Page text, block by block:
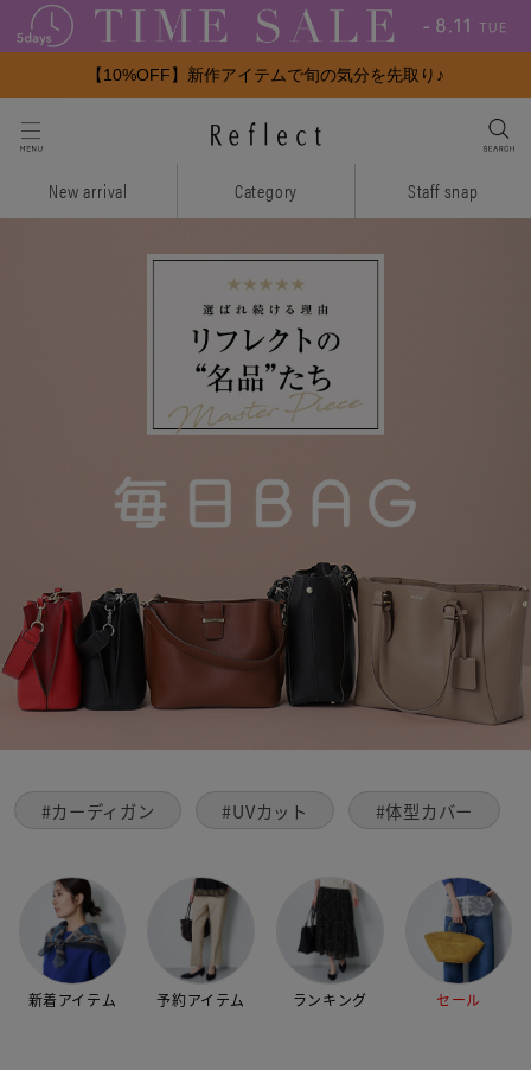
【10%OFF】新作アイテムで旬の気分を先取り♪
New arrival Category Staff snap
#カーディガン #UVカット #体型カバー
新着アイテム 予約アイテム ランキング セール